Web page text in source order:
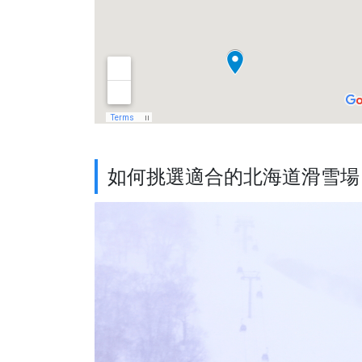
如何挑選適合的北海道滑雪